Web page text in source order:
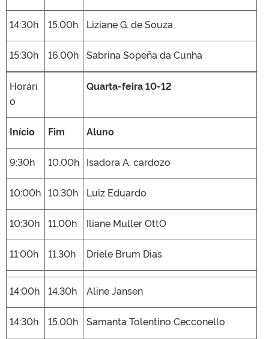
14:30h 15.00h Liziane G. de Souza
15:30h 16.00h Sabrina Sopeña da Cunha
Horári
o
Quarta-feira 10-12
Início Fim Aluno
9:30h 10.00h Isadora A. cardozo
10:00h 10.30h Luiz Eduardo
10:30h 11.00h Iliane Muller OttO
11:00h 11.30h Driele Brum Dias
14:00h 14.30h Aline Jansen
14:30h 15.00h Samanta Tolentino Cecconello